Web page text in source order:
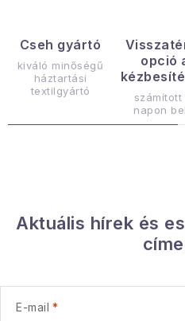
Sport és szabadban
Gyermekeknek
Sziasztok, hív a nyár.
Karácsonyi esemény
Cseh gyártó
kiváló minőségű
háztartási
textilgyártó
opció
számított
napon
Aktuális hírek és
E-mail